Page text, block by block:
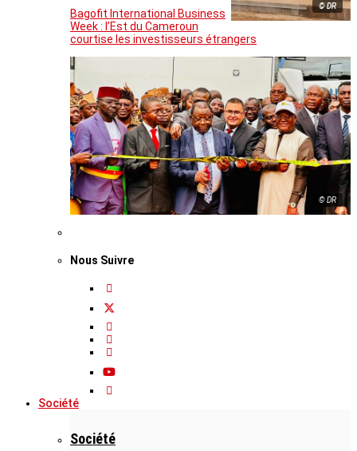
© DR
Bagofit International Business
Week : l’Est du Cameroun
courtise les investisseurs étrangers
© DR
Nous Suivre
Société
Société